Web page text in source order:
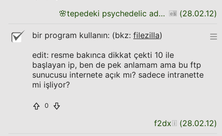
🌸 tepedeki psychedelic adam (28.02.12)
bir program kullanın: (bkz: filezilla)
edit: resme bakınca dikkat çekti 10 ile
başlayan ip, ben de pek anlamam ama bu ftp
sunucusu internete açık mı? sadece intranette
mi işliyor?
0
f2dx (28.02.12)